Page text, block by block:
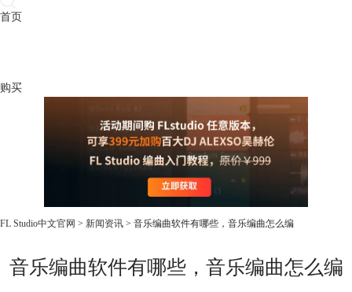
首页
购买
FL Studio中文官网 > 新闻资讯 > 音乐编曲软件有哪些，音乐编曲怎么编
音乐编曲软件有哪些，音乐编曲怎么编